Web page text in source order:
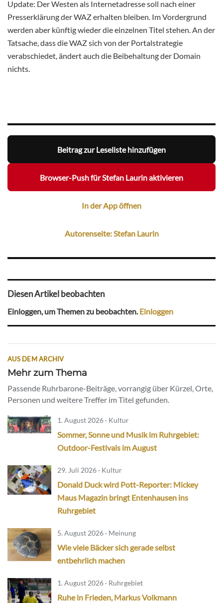
Update: Der Westen als Internetadresse soll nach einer
Presserklärung der WAZ erhalten bleiben. Im Vordergrund
werden aber künftig wieder die einzelnen Titel stehen. An der
Tatsache, dass die WAZ sich von der Portalstrategie
verabschiedet, ändert auch die Beibehaltung der Domain
nichts.
Beitrag zur Leseliste hinzufügen
Browser-Push für Stefan Laurin aktivieren
In der App öffnen
Autorenseite: Stefan Laurin
Diesen Artikel beobachten
Einloggen, um Themen zu beobachten.Einloggen
AUS DEM ARCHIV
Mehr zum Thema
Passende Ruhrbarone-Beiträge, vorrangig über Kürzel, Orte,
Personen und weitere Treffer im Titel gefunden.
1. August 2026 · Kultur
Sommer, Sonne und Musik im Ruhrgebiet:
Outdoor-Festivals im August
29. Juli 2026 · Kultur
Donald Duck wird Pott-Reporter: Mickey
Maus Magazin bringt Entenhausen ins
Ruhrgebiet
5. August 2026 · Meinung
Wie viele Bäcker sich gerade selbst
entbehrlich machen
1. August 2026 · Ruhrgebiet
Ruhe in Frieden, Markus Volkmann